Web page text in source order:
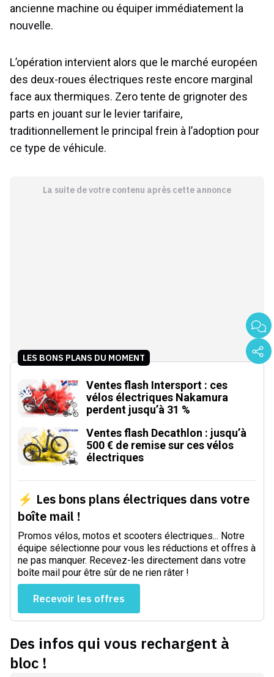
ancienne machine ou équiper immédiatement la
nouvelle.
L’opération intervient alors que le marché européen
des deux-roues électriques reste encore marginal
face aux thermiques. Zero tente de grignoter des
parts en jouant sur le levier tarifaire,
traditionnellement le principal frein à l’adoption pour
ce type de véhicule.
La suite de votre contenu après cette annonce
LES BONS PLANS DU MOMENT
Ventes flash Intersport : ces
vélos électriques Nakamura
perdent jusqu’à 31 %
Ventes flash Decathlon : jusqu’à
500 € de remise sur ces vélos
électriques
⚡ Les bons plans électriques dans votre
boîte mail !
Promos vélos, motos et scooters électriques... Notre
équipe sélectionne pour vous les réductions et offres à
ne pas manquer. Recevez-les directement dans votre
boîte mail pour être sûr de ne rien râter !
Recevoir les offres
Des infos qui vous rechargent à
bloc !